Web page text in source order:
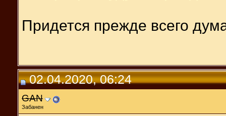
Придется прежде всего
02.04.2020, 06:24
GAN
Забанен